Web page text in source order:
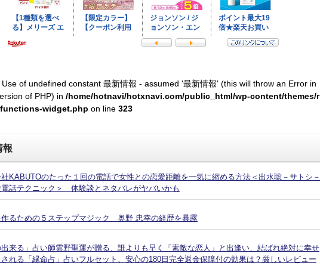
Use of undefined constant 最新情報 - assumed '最新情報' (this will throw an Error in
of PHP) in /home/hotnavi/hotxnavi.com/public_html/wp-content/themes/r
widget.php on line 323
報
KABUTOのたった１回の電話で女性との恋愛距離を一気に縮める方法＜出水聡－サトシ－
話テクニック＞ 体験談とネタバレがヤバいかも
作るための５ステップマジック 奥野 忠幸の経歴を暴露
来る」占い師雲野聖運が贈る、誰よりも早く「素敵な恋人」と出逢い、結ばれ絶対に幸せ
れる「縁命占」占いフルセット、安心の180日完全返金保障付の効果は？厳しいレビュー